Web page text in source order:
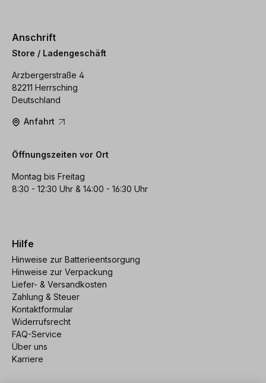
Anschrift
Store / Ladengeschäft
Arzbergerstraße 4
82211 Herrsching
Deutschland
Anfahrt
Öffnungszeiten vor Ort
Montag bis Freitag
8:30 - 12:30 Uhr & 14:00 - 16:30 Uhr
Hilfe
Hinweise zur Batterieentsorgung
Hinweise zur Verpackung
Liefer- & Versandkosten
Zahlung & Steuer
Kontaktformular
Widerrufsrecht
FAQ-Service
Über uns
Karriere